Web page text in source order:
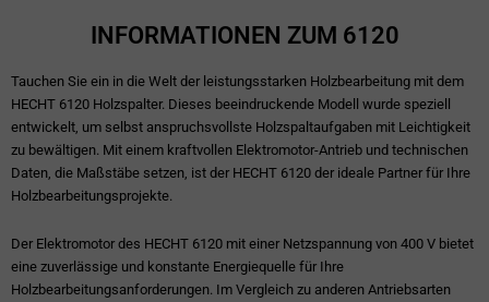
INFORMATIONEN ZUM 6120
Tauchen Sie ein in die Welt der leistungsstarken Holzbearbeitung mit dem
HECHT 6120 Holzspalter. Dieses beeindruckende Modell wurde speziell
entwickelt, um selbst anspruchsvollste Holzspaltaufgaben mit Leichtigkeit
zu bewältigen. Mit einem kraftvollen Elektromotor-Antrieb und technischen
Daten, die Maßstäbe setzen, ist der HECHT 6120 der ideale Partner für Ihre
Holzbearbeitungsprojekte.
Der Elektromotor des HECHT 6120 mit einer Netzspannung von 400 V bietet
eine zuverlässige und konstante Energiequelle für Ihre
Holzbearbeitungsanforderungen. Im Vergleich zu anderen Antriebsarten